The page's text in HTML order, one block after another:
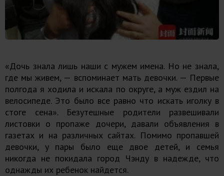
«Дочь знала лишь наши с мужем имена. Но не знала,
где мы живем, — вспоминает мать девочки. — Первые
полгода я ходила и искала по округе, а муж ездил на
велосипеде. Это было все равно что искать иголку в
стоге сена». Безутешные родители развешивали
листовки о пропаже дочери, давали объявления в
газетах и на различных сайтах. Помимо пропавшей
девочки, у пары было еще двое детей, и семья
никогда не покидала город Чэнду в надежде, что
однажды их ребенок найдется.